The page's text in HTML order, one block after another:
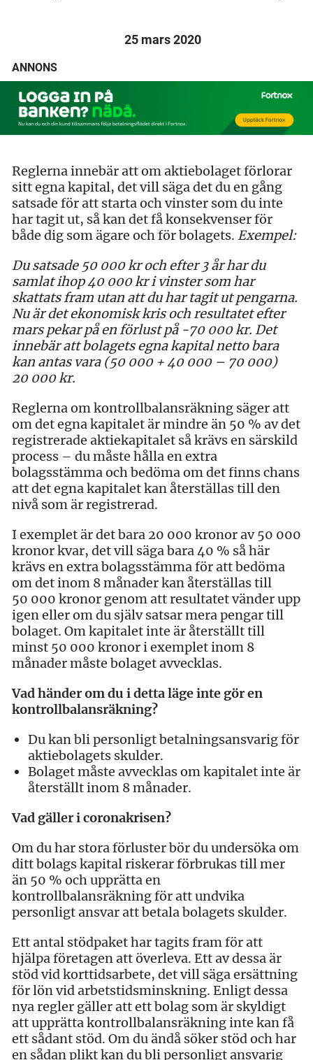
25 mars 2020
ANNONS
Reglerna innebär att om aktiebolaget förlorar
sitt egna kapital, det vill säga det du en gång
satsade för att starta och vinster som du inte
har tagit ut, så kan det få konsekvenser för
både dig som ägare och för bolagets. Exempel:
Du satsade 50 000 kr och efter 3 år har du
samlat ihop 40 000 kr i vinster som har
skattats fram utan att du har tagit ut pengarna.
Nu är det ekonomisk kris och resultatet efter
mars pekar på en förlust på -70 000 kr. Det
innebär att bolagets egna kapital netto bara
kan antas vara (50 000 + 40 000 – 70 000)
20 000 kr.
Reglerna om kontrollbalansräkning säger att
om det egna kapitalet är mindre än 50 % av det
registrerade aktiekapitalet så krävs en särskild
process – du måste hålla en extra
bolagsstämma och bedöma om det finns chans
att det egna kapitalet kan återställas till den
nivå som är registrerad.
I exemplet är det bara 20 000 kronor av 50 000
kronor kvar, det vill säga bara 40 % så här
krävs en extra bolagsstämma för att bedöma
om det inom 8 månader kan återställas till
50 000 kronor genom att resultatet vänder upp
igen eller om du själv satsar mera pengar till
bolaget. Om kapitalet inte är återställt till
minst 50 000 kronor i exemplet inom 8
månader måste bolaget avvecklas.
Vad händer om du i detta läge inte gör en
kontrollbalansräkning?
Du kan bli personligt betalningsansvarig för
aktiebolagets skulder.
Bolaget måste avvecklas om kapitalet inte är
återställt inom 8 månader.
Vad gäller i coronakrisen?
Om du har stora förluster bör du undersöka om
ditt bolags kapital riskerar förbrukas till mer
än 50 % och upprätta en
kontrollbalansräkning för att undvika
personligt ansvar att betala bolagets skulder.
Ett antal stödpaket har tagits fram för att
hjälpa företagen att överleva. Ett av dessa är
stöd vid korttidsarbete, det vill säga ersättning
för lön vid arbetstidsminskning. Enligt dessa
nya regler gäller att ett bolag som är skyldigt
att upprätta kontrollbalansräkning inte kan få
ett sådant stöd. Om du ändå söker stöd och har
en sådan plikt kan du bli personligt ansvarig